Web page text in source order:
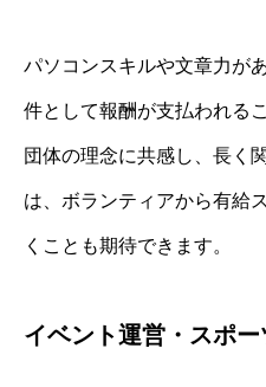
パソコンスキルや文章力が
件として報酬が支払われる
団体の理念に共感し、長く
は、ボランティアから有給
くことも期待できます。
イベント運営・スポ